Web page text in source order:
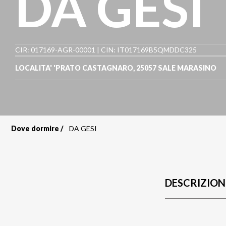
CIR: 017169-AGR-00001 | CIN: IT017169B5QMDDC325
LOCALITA' 'PRATO CASTAGNARO, 25057 SALE MARASINO
Dove dormire DA GESI